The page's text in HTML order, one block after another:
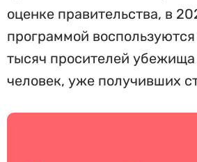
оценке правительства, в
программой
тысяч просителей убежища
человек, уже получивших